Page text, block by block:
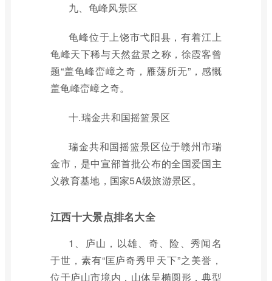
九、龟峰风景区
龟峰位于上饶市弋阳县，有着江上
龟峰天下稀与天然盆景之称，徐霞客曾
题“盖龟峰峦嶂之奇，雁荡所无”，感慨
盖龟峰峦嶂之奇。
十.瑞金共和国摇篮景区
瑞金共和国摇篮景区位于赣州市瑞
金市，是中宣部首批公布的全国爱国主
义教育基地，国家5A级旅游景区。
江西十大景点排名大全
1、庐山，以雄、奇、险、秀闻名
于世，素有“匡庐奇秀甲天下”之美誉，
位于庐山市境内，山体呈椭圆形，典型